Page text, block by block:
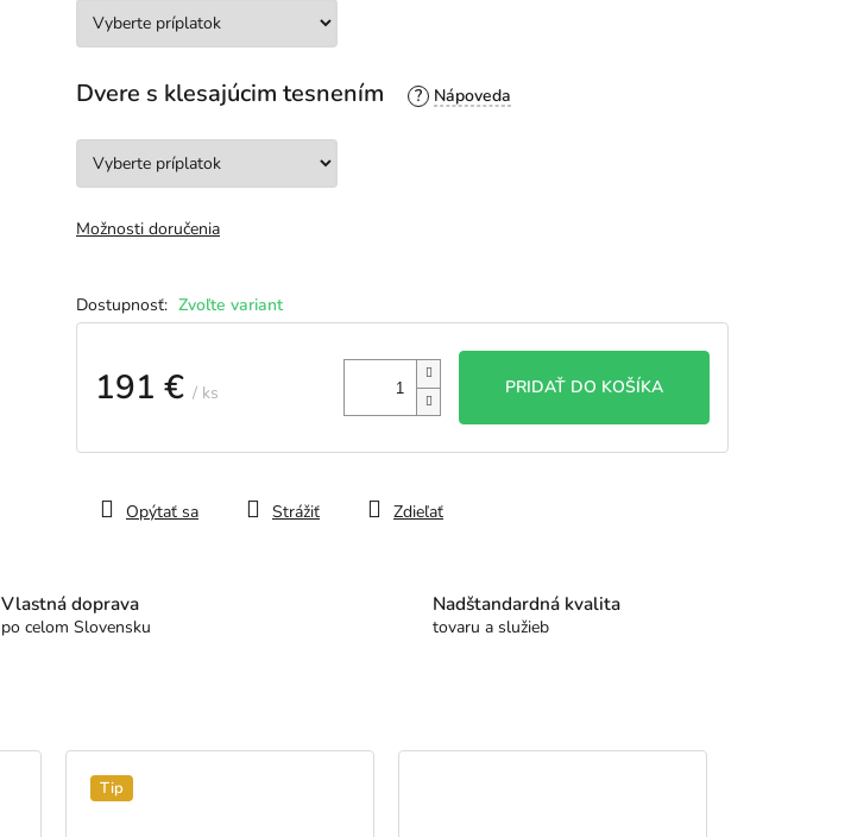
Zvoľte variant
Dvere s klesajúcim tesnením ?
Možnosti doručenia
191 € / ks
cena:
PRIDAŤ DO KOŠÍKA
Opýtať sa Strážiť Zdieľať
Vlastná doprava
po celom Slovensku
Nadštandardná kvalita
tovaru a služieb
Tip